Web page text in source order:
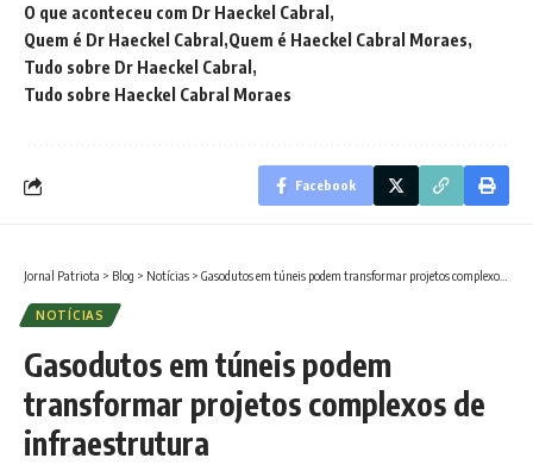
O que aconteceu com Dr Haeckel Cabral
Quem é Dr Haeckel Cabral Quem é Haeckel Cabral Moraes
Tudo sobre Dr Haeckel Cabral
Tudo sobre Haeckel Cabral Moraes
Facebook
Jornal Patriota > Blog > Notícias > Gasodutos em túneis podem transformar projetos complexos de infraestrutura
NOTÍCIAS
Gasodutos em túneis podem
transformar projetos complexos de
infraestrutura